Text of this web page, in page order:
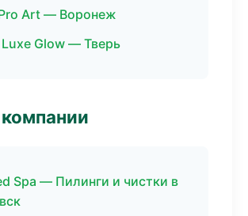
Art — Воронеж
Glow — Тверь
Spa — Пилинги и чистки в